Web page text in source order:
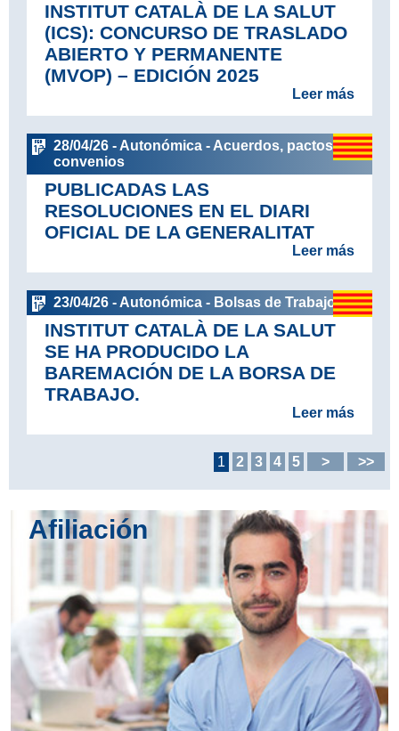
INSTITUT CATALÀ DE LA SALUT
(ICS): CONCURSO DE TRASLADO
ABIERTO Y PERMANENTE
(MVOP) – EDICIÓN 2025
Leer más
28/04/26 - Autonómica - Acuerdos, pactos y
convenios
PUBLICADAS LAS
RESOLUCIONES EN EL DIARI
OFICIAL DE LA GENERALITAT
Leer más
23/04/26 - Autonómica - Bolsas de Trabajo
INSTITUT CATALÀ DE LA SALUT
SE HA PRODUCIDO LA
BAREMACIÓN DE LA BORSA DE
TRABAJO.
Leer más
1 2 3 4 5 > >>
Afiliación